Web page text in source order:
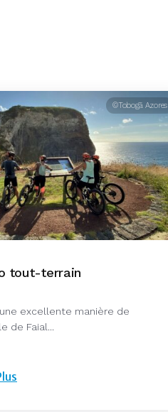
©Tobogã Azores
tout-terrain
excellente manière de
de Faial...